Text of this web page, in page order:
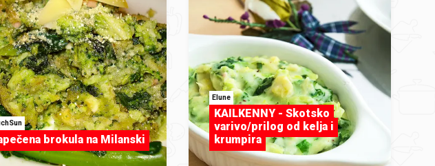
brokula na Milanski
Elune
KAILKENNY - Skotsko
varivo/prilog od kelja i
krumpira